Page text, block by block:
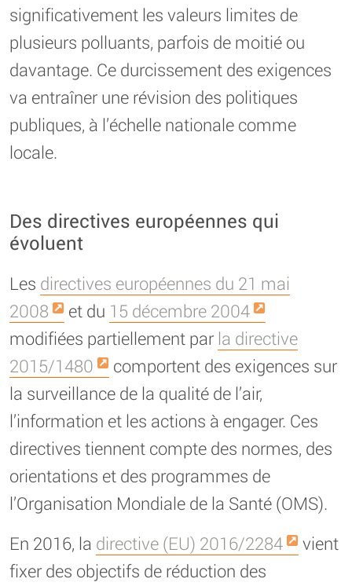
significativement les valeurs limites de
plusieurs polluants, parfois de moitié ou
davantage. Ce durcissement des exigences
va entraîner une révision des politiques
publiques, à l’échelle nationale comme
locale.
Des directives européennes qui
évoluent
Les directives européennes du 21 mai
2008
et du 15 décembre 2004
modifiées partiellement par la directive
2015/1480
comportent des exigences sur
la surveillance de la qualité de l’air,
l’information et les actions à engager. Ces
directives tiennent compte des normes, des
orientations et des programmes de
l’Organisation Mondiale de la Santé (OMS).
En 2016, la directive (EU) 2016/2284
vient
fixer des objectifs de réduction des